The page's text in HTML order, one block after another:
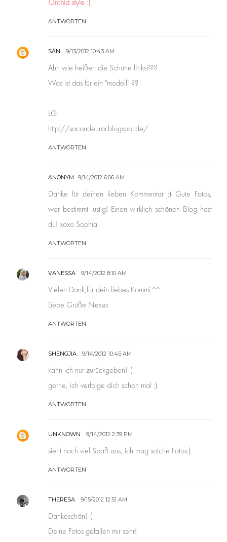
Orchid style :)
ANTWORTEN
SÄN 9/13/2012 10:43 AM
Ahh wie heißen die Schuhe lInks???
Was ist das für ein "modell" ??
LG
http://sacondeurar.blogspot.de/
ANTWORTEN
ANONYM 9/14/2012 6:06 AM
Danke für deinen lieben Kommentar :) Gute Fotos,
war bestimmt lustig! Einen wirklich schönen Blog hast
du! xoxo Sophia
ANTWORTEN
VANESSA 9/14/2012 8:10 AM
Vielen Dank,für dein liebes Kommi.^^
Liebe Grüße Nessa
ANTWORTEN
SHENGJIA 9/14/2012 10:45 AM
kann ich nur zurückgeben! :)
gerne, ich verfolge dich schon mal :)
ANTWORTEN
UNKNOWN 9/14/2012 2:39 PM
sieht nach viel Spaß aus, ich mag solche Fotos:)
ANTWORTEN
THERESA 9/15/2012 12:51 AM
Dankeschön! :)
Deine Fotos gefallen mir sehr!